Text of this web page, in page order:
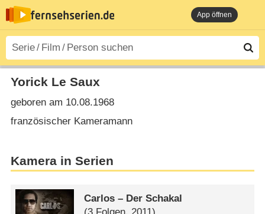
App öffnen
Yorick Le Saux
geboren am 10.08.1968
französischer Kameramann
Kamera in Serien
Carlos – Der Schakal
(3 Folgen, 2011)